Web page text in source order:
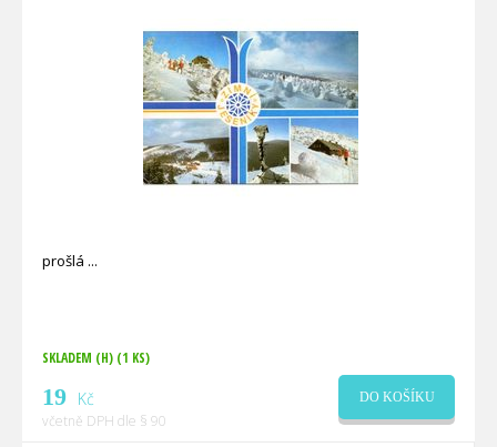
prošlá
SKLADEM (H) (1 KS)
19 Kč
včetně DPH dle § 90
DO KOŠÍKU